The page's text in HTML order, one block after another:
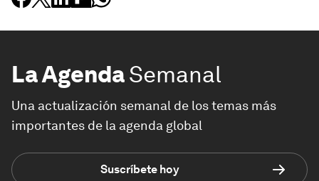
La AgendaSemanal
Una actualización semanal de los temas más
importantes de la agenda global
Suscríbete hoy